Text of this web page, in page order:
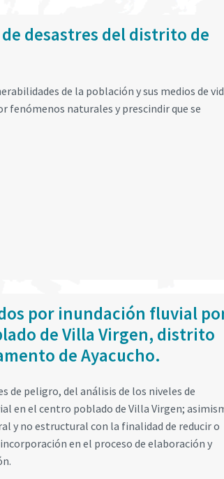
desastres del distrito de
de la población y sus medios de
fenómenos naturales y prescindir que se
por inundación fluvial
de Villa Virgen, distrito
de Ayacucho.
de peligro, del análisis de los niveles de
en el centro poblado de Villa Virgen;
y no estructural con la finalidad de reducir o
en el proceso de elaboración y